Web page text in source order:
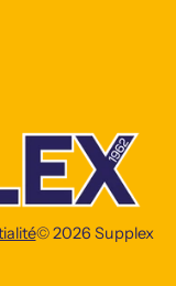
© 2026 Supplex